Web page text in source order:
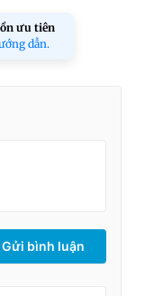
ưu tiên
dẫn.
Gửi bình luận